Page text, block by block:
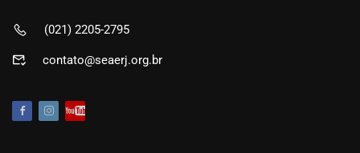
(021) 2205-2795
contato@seaerj.org.br